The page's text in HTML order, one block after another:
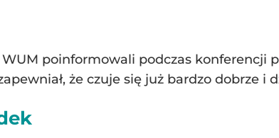
poinformowali podczas konferencji
że czuje się już bardzo dobrze i